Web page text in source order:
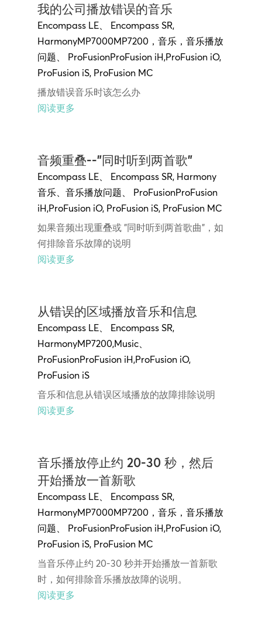
我的公司播放错误的音乐
Encompass LE、 Encompass SR,
HarmonyMP7000MP7200， 音乐， 音乐播放
问题
ProFusionProFusion iH,ProFusion iO,
ProFusion iS, ProFusion MC
播放错误音乐时该怎么办
阅读更多
音频重叠--"同时听到两首歌"
Encompass LE、 Encompass SR, Harmony
音乐、 音乐播放问题、 ProFusionProFusion
iH,ProFusion iO, ProFusion iS, ProFusion MC
如果音频出现重叠或 "同时听到两首歌曲"，如
何排除音乐故障的说明
阅读更多
从错误的区域播放音乐和信息
Encompass LE、 Encompass SR,
HarmonyMP7200,Music、
ProFusionProFusion iH,ProFusion iO,
ProFusion iS
音乐和信息从错误区域播放的故障排除说明
阅读更多
音乐播放停止约 20-30 秒，然后
开始播放一首新歌
Encompass LE、 Encompass SR,
HarmonyMP7000MP7200， 音乐， 音乐播放
问题、 ProFusionProFusion iH,ProFusion iO,
ProFusion iS, ProFusion MC
当音乐停止约 20-30 秒并开始播放一首新歌
时，如何排除音乐播放故障的说明。
阅读更多